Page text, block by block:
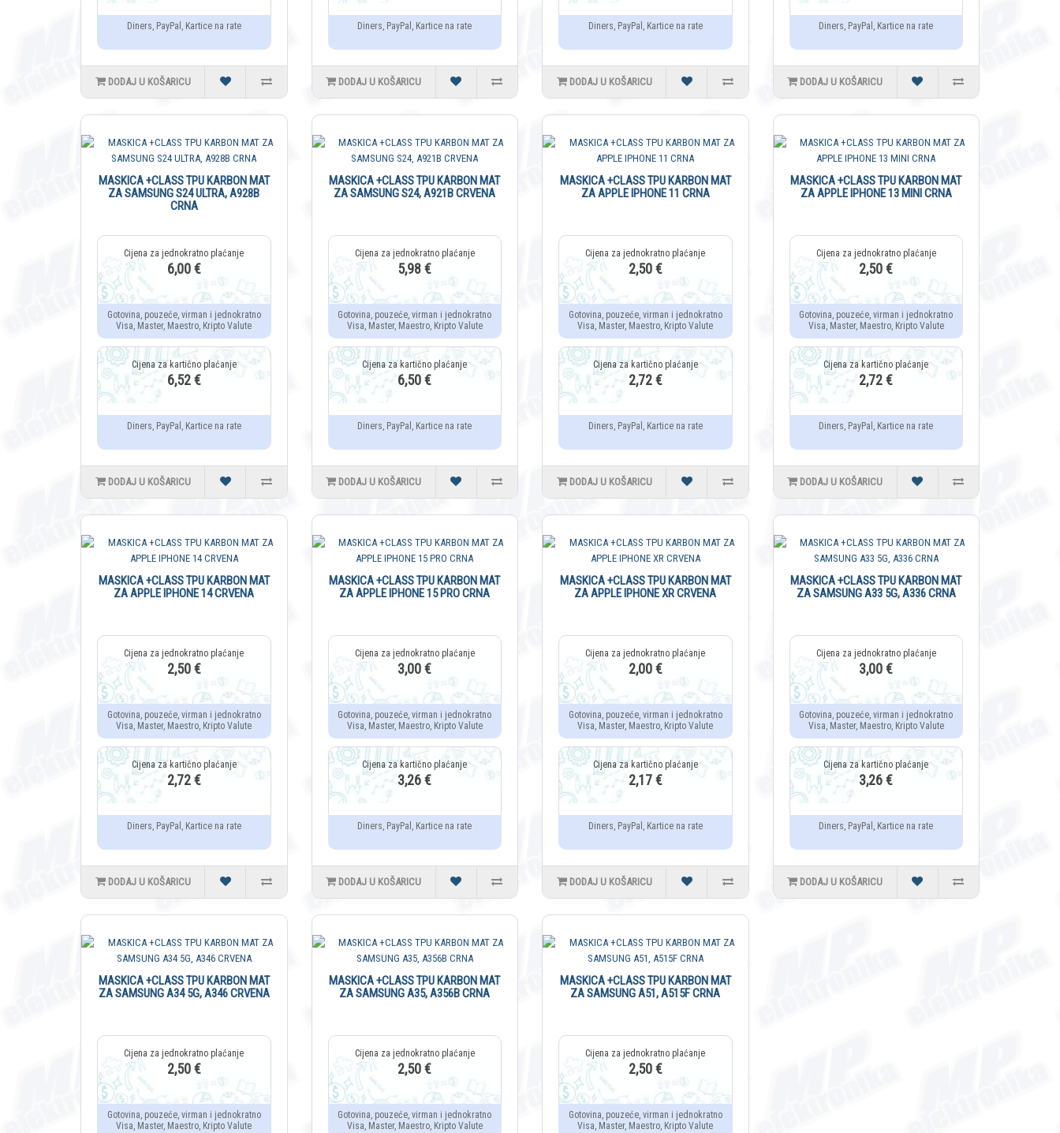
Diners, PayPal, Kartice na rate
DODAJ U KOŠARICU
Diners, PayPal, Kartice na rate
DODAJ U KOŠARICU
Diners, PayPal, Kartice na rate
DODAJ U KOŠARICU
Diners, PayPal, Kartice na rate
DODAJ U KOŠARICU
MASKICA +CLASS TPU KARBON MAT
ZA SAMSUNG S24 ULTRA, A928B
CRNA
6,00 €
Gotovina, pouzeće, virman i jednokratno
Visa, Master, Maestro, Kripto Valute
6,52 €
Diners, PayPal, Kartice na rate
DODAJ U KOŠARICU
MASKICA +CLASS TPU KARBON MAT
ZA SAMSUNG S24, A921B CRVENA
5,98 €
Gotovina, pouzeće, virman i jednokratno
Visa, Master, Maestro, Kripto Valute
6,50 €
Diners, PayPal, Kartice na rate
DODAJ U KOŠARICU
MASKICA +CLASS TPU KARBON MAT
ZA APPLE IPHONE 11 CRNA
2,50 €
Gotovina, pouzeće, virman i jednokratno
Visa, Master, Maestro, Kripto Valute
2,72 €
Diners, PayPal, Kartice na rate
DODAJ U KOŠARICU
MASKICA +CLASS TPU KARBON MAT
ZA APPLE IPHONE 13 MINI CRNA
2,50 €
Gotovina, pouzeće, virman i jednokratno
Visa, Master, Maestro, Kripto Valute
2,72 €
Diners, PayPal, Kartice na rate
DODAJ U KOŠARICU
MASKICA +CLASS TPU KARBON MAT
ZA APPLE IPHONE 14 CRVENA
2,50 €
Gotovina, pouzeće, virman i jednokratno
Visa, Master, Maestro, Kripto Valute
2,72 €
Diners, PayPal, Kartice na rate
DODAJ U KOŠARICU
MASKICA +CLASS TPU KARBON MAT
ZA APPLE IPHONE 15 PRO CRNA
3,00 €
Gotovina, pouzeće, virman i jednokratno
Visa, Master, Maestro, Kripto Valute
3,26 €
Diners, PayPal, Kartice na rate
DODAJ U KOŠARICU
MASKICA +CLASS TPU KARBON MAT
ZA APPLE IPHONE XR CRVENA
2,00 €
Gotovina, pouzeće, virman i jednokratno
Visa, Master, Maestro, Kripto Valute
2,17 €
Diners, PayPal, Kartice na rate
DODAJ U KOŠARICU
MASKICA +CLASS TPU KARBON MAT
ZA SAMSUNG A33 5G, A336 CRNA
3,00 €
Gotovina, pouzeće, virman i jednokratno
Visa, Master, Maestro, Kripto Valute
3,26 €
Diners, PayPal, Kartice na rate
DODAJ U KOŠARICU
MASKICA +CLASS TPU KARBON MAT
ZA SAMSUNG A34 5G, A346 CRVENA
2,50 €
Gotovina, pouzeće, virman i jednokratno
Visa, Master, Maestro, Kripto Valute
MASKICA +CLASS TPU KARBON MAT
ZA SAMSUNG A35, A356B CRNA
2,50 €
Gotovina, pouzeće, virman i jednokratno
Visa, Master, Maestro, Kripto Valute
MASKICA +CLASS TPU KARBON MAT
ZA SAMSUNG A51, A515F CRNA
2,50 €
Gotovina, pouzeće, virman i jednokratno
Visa, Master, Maestro, Kripto Valute